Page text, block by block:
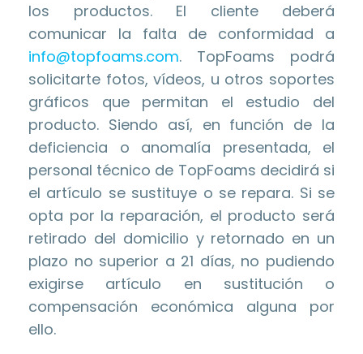
los productos. El cliente deberá
comunicar la falta de conformidad a
info@topfoams.com. TopFoams podrá
solicitarte fotos, vídeos, u otros soportes
gráficos que permitan el estudio del
producto. Siendo así, en función de la
deficiencia o anomalía presentada, el
personal técnico de TopFoams decidirá si
el artículo se sustituye o se repara. Si se
opta por la reparación, el producto será
retirado del domicilio y retornado en un
plazo no superior a 21 días, no pudiendo
exigirse artículo en sustitución o
compensación económica alguna por
ello.